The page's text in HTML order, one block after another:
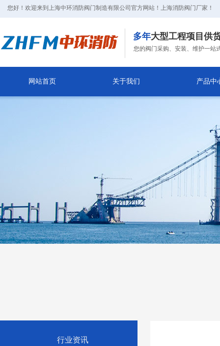
您好！欢迎来到上海中环消防阀门制造有限公司官方网站！上海消防阀门厂家！
多年大型工程项目供
您的阀门采购、安装、维护一站
网站首页 关于我们 产品中
行业资讯